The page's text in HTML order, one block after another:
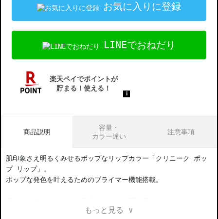
お気に入りに登録
LINEでおねだり
商品説明
容量・
カラー違い
注意事項
肌印象さえ明るくみせるポップなリップカラー「クリニーク ポッ
プ リップ」。
ポップな発色を叶えるためのプライマー機能搭載。
もっと見る ∨